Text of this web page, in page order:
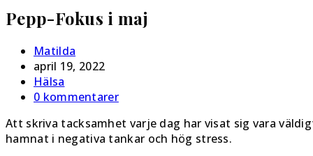
Pepp-Fokus i maj
Inläggsförfattare:
Matilda
Inlägget
publicerat:
april 19, 2022
Inläggskategori:
Hälsa
Kommentarer
inlägget:
0 kommentarer
Att skriva tacksamhet varje dag har visat sig vara
hamnat i negativa tankar och hög stress.